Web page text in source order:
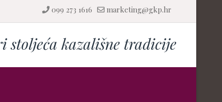
099 273 1616 marketing@gkp.hr
stoljeća kazališne tradicije